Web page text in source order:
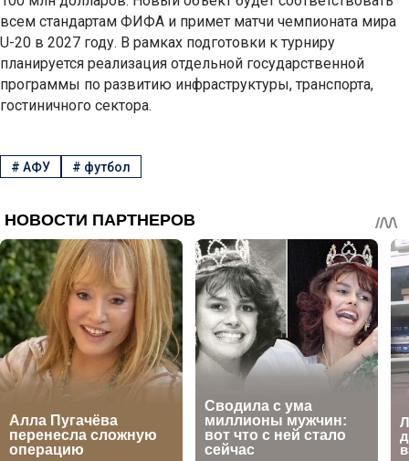
всем стандартам ФИФА и примет матчи чемпионата мира
U-20 в 2027 году. В рамках подготовки к турниру
планируется реализация отдельной государственной
программы по развитию инфраструктуры, транспорта,
гостиничного сектора.
# АФУ # футбол